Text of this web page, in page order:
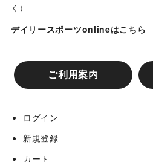
開成ジュニアイーグルス
門真レッドスターズ
寝屋川ダイナキッズ
く）
デイリースポーツonlineはこちら
ご利用案内
ログイン
新規登録
カート